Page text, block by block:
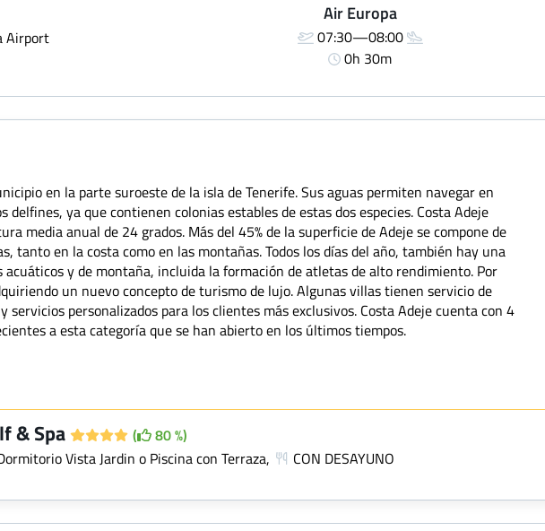
Airport
Air Europa
07:30—08:00
0h 30m
en la parte suroeste de la isla de Tenerife. Sus aguas permiten navegar en
delfines, ya que contienen colonias estables de estas dos especies. Costa Adeje
media anual de 24 grados. Más del 45% de la superficie de Adeje se compone de
tanto en la costa como en las montañas. Todos los días del año, también hay una
y de montaña, incluida la formación de atletas de alto rendimiento. Por
un nuevo concepto de turismo de lujo. Algunas villas tienen servicio de
servicios personalizados para los clientes más exclusivos. Costa Adeje cuenta con 4
a esta categoría que se han abierto en los últimos tiempos.
& Spa (
80 %)
Vista Jardin o Piscina con Terraza, CON DESAYUNO